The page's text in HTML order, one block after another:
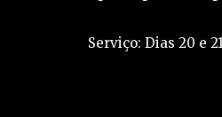
Serviço: Dias 20 e